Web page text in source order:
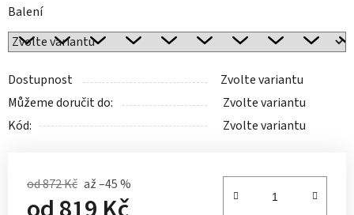
Balení
Dostupnost
Zvolte variantu
Můžeme doručit do:
Zvolte variantu
Kód:
Zvolte variantu
od 872 Kč až –45 %